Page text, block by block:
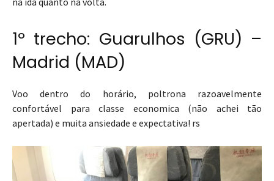
1º trecho: Guarulhos (GRU) –
Madrid (MAD)
Voo dentro do horário, poltrona razoavelmente
confortável para classe economica (não achei tão
apertada) e muita ansiedade e expectativa! rs